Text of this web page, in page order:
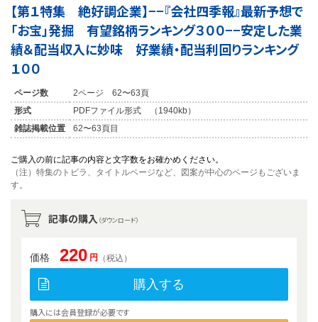
【第１特集 絶好調企業】−−『会社四季報』最新予想で
「お宝」発掘 有望銘柄ランキング３００−−安定した業
績＆配当収入に妙味 好業績・配当利回りランキング
１００
ページ数
2ページ 62〜63頁
形式
PDFファイル形式 （1940kb）
雑誌掲載位置
62〜63頁目
ご購入の前に記事の内容と文字数をお確かめください。
（注）特集のトビラ、タイトルページなど、図案が中心のページもございま
す。
記事の購入 （ダウンロード）
価格 220 円 （税込）
購入する
購入には会員登録が必要です